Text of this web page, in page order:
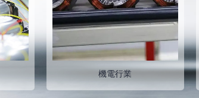
印刷鐵桶行業